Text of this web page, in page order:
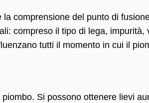
comprensione del punto di
compreso il tipo di lega, impurità,
tutti il ​​momento in cui il
Si possono ottenere lievi